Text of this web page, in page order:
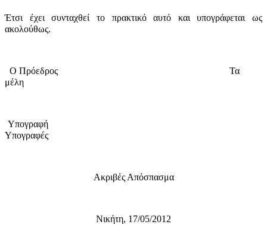
Έτσι έχει συνταχθεί το πρακτικό αυτό και υπογράφεται ως
ακολούθως.
Ο Πρόεδρος
Τα
μέλη
Υπογραφή
Υπογραφές
Ακριβές Απόσπασμα
Νικήτη, 17/05/2012